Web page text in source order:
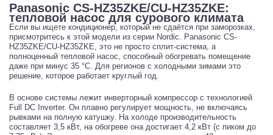
Panasonic CS-HZ35ZKE/CU-HZ35ZKE:
тепловой насос для сурового климата
Если вы ищете кондиционер, который не сдаётся при заморозках,
присмотритесь к этой модели из серии Nordic. Panasonic CS-
HZ35ZKE/CU-HZ35ZKE, это не просто сплит-система, а
полноценный тепловой насос, способный обогревать помещение
даже при минус 35 °C. Для регионов с холодными зимами это
решение, которое работает круглый год.
В основе системы лежит инверторный компрессор с технологией
Full DC Inverter. Он плавно регулирует мощность, не включаясь
рывками на полную катушку. На холоде производительность
составляет 3,5 кВт, на обогреве она достигает 4,2 кВт (с пиком до